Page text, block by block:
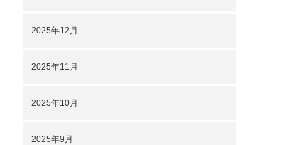
2025年12月
2025年11月
2025年10月
2025年9月